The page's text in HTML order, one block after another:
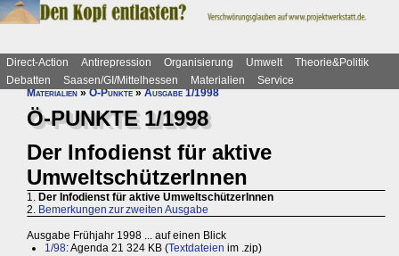
Direct-Action Antirepression Organisierung Umwelt
Theorie&Politik
Debatten
Saasen/GI/Mittelhessen Materialien
Service
Materialien»Ö-Punkte»Ausgabe 1/1998
Ö-PUNKTE 1/1998
Der Infodienst für aktive
UmweltschützerInnen
1. Der Infodienst für aktive UmweltschützerInnen
2. Bemerkungen zur zweiten Ausgabe
Ausgabe Frühjahr 1998 ... auf einen Blick
1/98: Agenda 21 324 KB (Textdateien im .zip)